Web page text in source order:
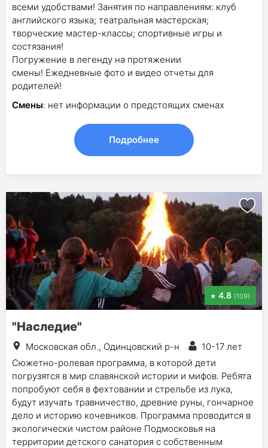
всеми удобствами! Занятия по направлениям: клуб
английского языка; театральная мастерская;
творческие мастер-классы; спортивные игры и
состязания!
Погружение в легенду на протяжении
смены! Ежедневные фото и видео отчеты для
родителей!
Смены: нет информации о предстоящих сменах
Подробнее
4.8 (109)
"Наследие"
Московская обл., Одинцовский р-н
10-17 лет
Сюжетно-ролевая программа, в которой дети
погрузятся в мир славянской истории и мифов. Ребята
попробуют себя в фехтовании и стрельбе из лука,
будут изучать травничество, древние руны, гончарное
дело и историю кочевников. Программа проводится в
экологически чистом районе Подмосковья на
территории детского санатория с собственным